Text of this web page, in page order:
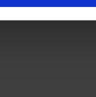
che hai fornito